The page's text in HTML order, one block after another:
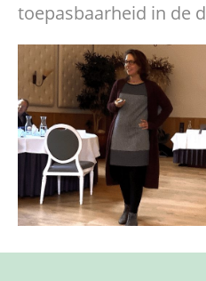
toepasbaarheid in de